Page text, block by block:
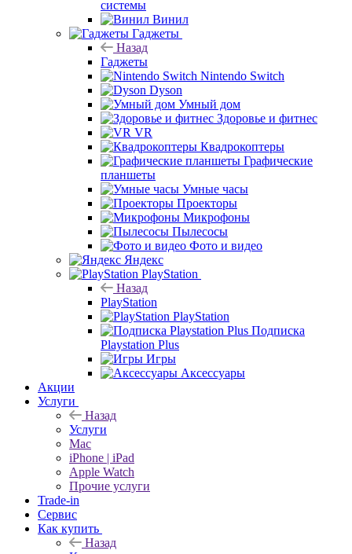
системы
Винил
Гаджеты
Назад
Гаджеты
Nintendo Switch
Dyson
Умный дом
Здоровье и фитнес
VR
Квадрокоптеры
Графические
планшеты
Умные часы
Проекторы
Микрофоны
Пылесосы
Фото и видео
Яндекс
PlayStation
Назад
PlayStation
PlayStation
Подписка
Playstation Plus
Игры
Аксессуары
Акции
Услуги
Назад
Услуги
Mac
iPhone | iPad
Apple Watch
Прочие услуги
Trade-in
Сервис
Как купить
Назад